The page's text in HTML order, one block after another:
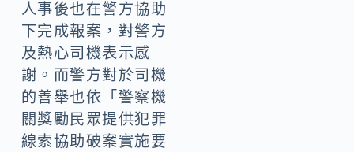
人事後也在警方協助
下完成報案，對警方
及熱心司機表示感
謝。而警方對於司機
的善舉也依「警察機
關獎勵民眾提供犯罪
線索協助破案實施要